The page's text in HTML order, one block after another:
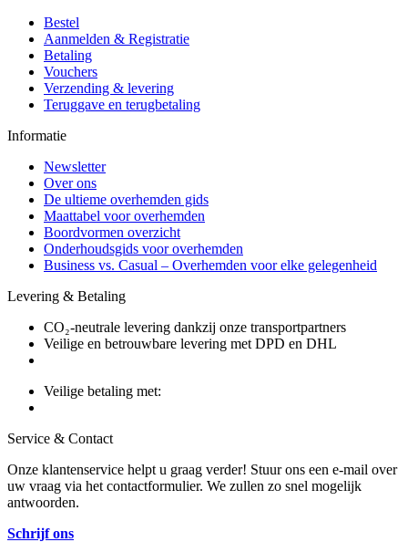
Bestel
Aanmelden & Registratie
Betaling
Vouchers
Verzending & levering
Teruggave en terugbetaling
Informatie
Newsletter
Over ons
De ultieme overhemden gids
Maattabel voor overhemden
Boordvormen overzicht
Onderhoudsgids voor overhemden
Business vs. Casual – Overhemden voor elke gelegenheid
Levering & Betaling
CO₂-neutrale levering dankzij onze transportpartners
Veilige en betrouwbare levering met DPD en DHL
Veilige betaling met:
Service & Contact
Onze klantenservice helpt u graag verder! Stuur ons een e-mail over
uw vraag via het contactformulier. We zullen zo snel mogelijk
antwoorden.
Schrijf ons